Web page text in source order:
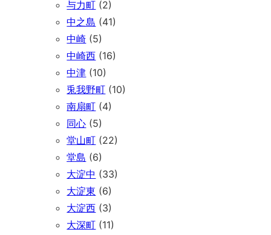
与力町 (2)
中之島 (41)
中崎 (5)
中崎西 (16)
中津 (10)
兎我野町 (10)
南扇町 (4)
同心 (5)
堂山町 (22)
堂島 (6)
大淀中 (33)
大淀東 (6)
大淀西 (3)
大深町 (11)